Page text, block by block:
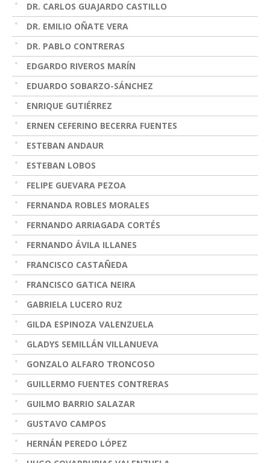
DR. CARLOS GUAJARDO CASTILLO
DR. EMILIO OÑATE VERA
DR. PABLO CONTRERAS
EDGARDO RIVEROS MARÍN
EDUARDO SOBARZO-SÁNCHEZ
ENRIQUE GUTIÉRREZ
ERNEN CEFERINO BECERRA FUENTES
ESTEBAN ANDAUR
ESTEBAN LOBOS
FELIPE GUEVARA PEZOA
FERNANDA ROBLES MORALES
FERNANDO ARRIAGADA CORTÉS
FERNANDO ÁVILA ILLANES
FRANCISCO CASTAÑEDA
FRANCISCO GATICA NEIRA
GABRIELA LUCERO RUZ
GILDA ESPINOZA VALENZUELA
GLADYS SEMILLÁN VILLANUEVA
GONZALO ALFARO TRONCOSO
GUILLERMO FUENTES CONTRERAS
GUILMO BARRIO SALAZAR
GUSTAVO CAMPOS
HERNÁN PEREDO LÓPEZ